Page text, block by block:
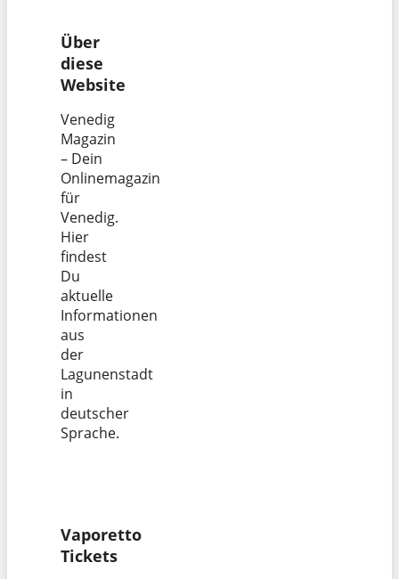
Über
diese
Website
Venedig
Magazin
– Dein
Onlinemagazin
für
Venedig.
Hier
findest
Du
aktuelle
Informationen
aus
der
Lagunenstadt
in
deutscher
Sprache.
Vaporetto
Tickets